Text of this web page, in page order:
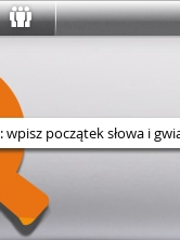
Wyszukaj w serwisie